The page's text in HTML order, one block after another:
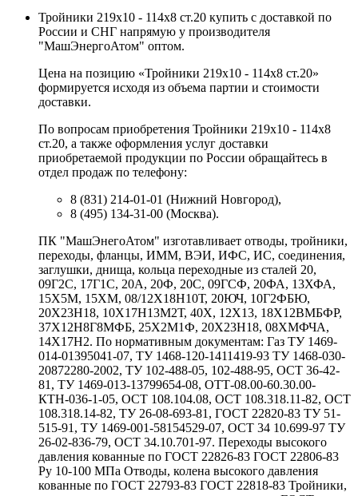
Тройники 219х10 - 114х8 ст.20 купить с доставкой по
России и СНГ напрямую у производителя
"МашЭнергоАтом" оптом.
Цена на позицию «Тройники 219х10 - 114х8 ст.20»
формируется исходя из объема партии и стоимости
доставки.
По вопросам приобретения Тройники 219х10 - 114х8
ст.20, а также оформления услуг доставки
приобретаемой продукции по России обращайтесь в
отдел продаж по телефону:
8 (831) 214-01-01 (Нижний Новгород),
8 (495) 134-31-00 (Москва).
ПК "МашЭнегоАтом" изготавливает отводы, тройники,
переходы, фланцы, ИММ, ВЭИ, ИФС, ИС, соединения,
заглушки, днища, кольца переходные из сталей 20,
09Г2С, 17Г1С, 20А, 20Ф, 20С, 09ГСФ, 20ФА, 13ХФА,
15Х5М, 15ХМ, 08/12Х18Н10Т, 20ЮЧ, 10Г2ФБЮ,
20Х23Н18, 10Х17Н13М2Т, 40Х, 12Х13, 18Х12ВМБФР,
37Х12Н8Г8МФБ, 25Х2М1Ф, 20Х23Н18, 08ХМФЧА,
14Х17Н2. По нормативным документам: Газ ТУ 1469-
014-01395041-07, ТУ 1468-120-1411419-93 ТУ 1468-030-
20872280-2002, ТУ 102-488-05, 102-488-95, ОСТ 36-42-
81, ТУ 1469-013-13799654-08, ОТТ-08.00-60.30.00-
КТН-036-1-05, ОСТ 108.104.08, ОСТ 108.318.11-82, ОСТ
108.318.14-82, ТУ 26-08-693-81, ГОСТ 22820-83 ТУ 51-
515-91, ТУ 1469-001-58154529-07, ОСТ 34 10.699-97 ТУ
26-02-836-79, ОСТ 34.10.701-97. Переходы высокого
давления кованные по ГОСТ 22826-83 ГОСТ 22806-83
Ру 10-100 МПа Отводы, колена высокого давления
кованные по ГОСТ 22793-83 ГОСТ 22818-83 Тройники,